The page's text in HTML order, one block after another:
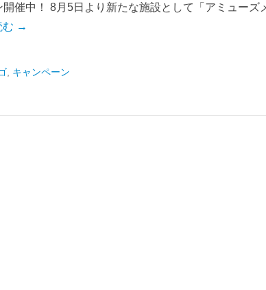
催中！ 8月5日より新たな施設として「アミューズ
む →
キャンペーン